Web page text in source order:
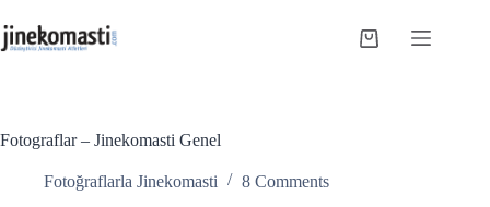
to
content
Shopping
Fotograflar – Jinekomasti Genel
Fotoğraflarla Jinekomasti 8 Comments